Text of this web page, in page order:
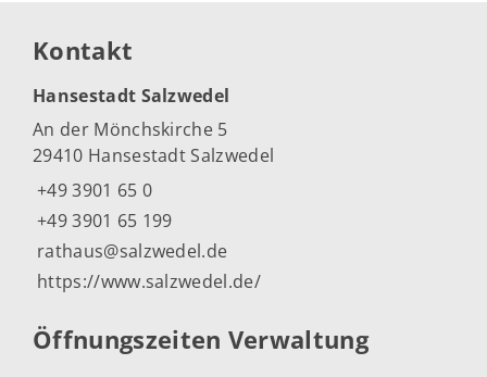
Kontakt
Hansestadt Salzwedel
An der Mönchskirche 5
29410 Hansestadt Salzwedel
+49 3901 65 0
+49 3901 65 199
rathaus@salzwedel.de
https://www.salzwedel.de/
Öffnungszeiten Verwaltung